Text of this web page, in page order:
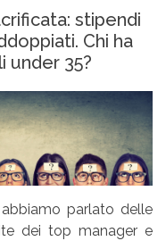
stipendi
Chi ha
under 35?
parlato delle
dei top manager e